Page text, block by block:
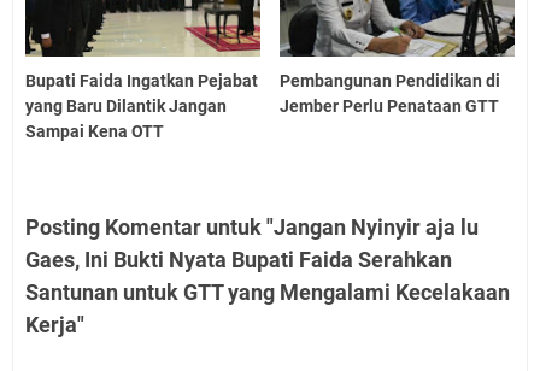
Bupati Faida Ingatkan Pejabat
yang Baru Dilantik Jangan
Sampai Kena OTT
Pembangunan Pendidikan di
Jember Perlu Penataan GTT
Posting Komentar untuk "Jangan Nyinyir aja lu
Gaes, Ini Bukti Nyata Bupati Faida Serahkan
Santunan untuk GTT yang Mengalami Kecelakaan
Kerja"